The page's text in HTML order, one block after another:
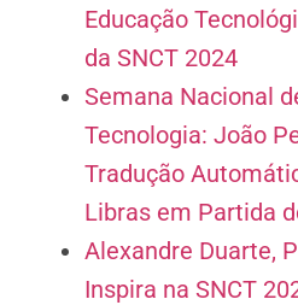
Educação
da SNCT 2024
Semana Nacional
Tecnologia: João
Tradução
Libras em Partida
Alexandre Duarte,
Inspira na SNCT